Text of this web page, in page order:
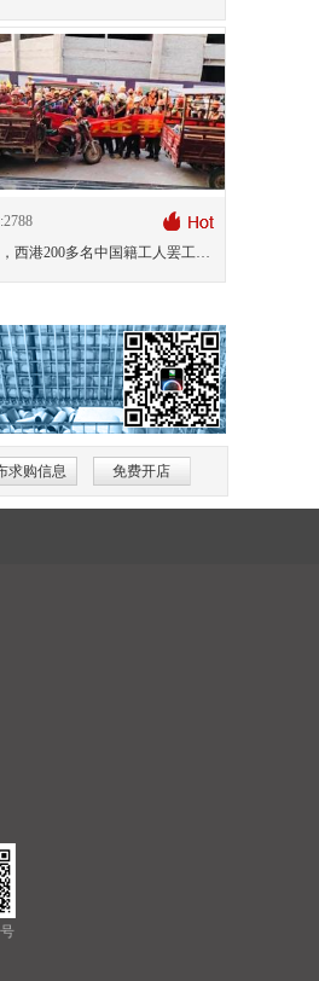
昨日，西港200多名中国籍工人罢工讨薪
求购信息 免费开店